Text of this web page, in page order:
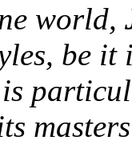
world,
be